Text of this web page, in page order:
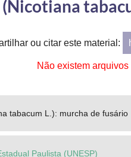
ou citar este material:
Não existem
tabacum L.): murcha de fusário
Paulista (UNESP)